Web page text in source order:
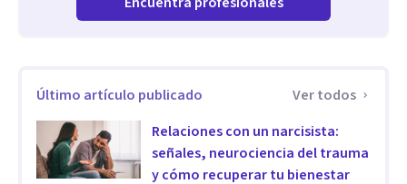
herramientas energéticas y simbólicas que permiten
Respiración BioFlow y liberación somática: para abrir
espacio en el cuerpo y permitir que la energía vuelva a fluir.
Hipnosis regresiva: para reprogramar memorias, creencias
Último artículo publicado
Ver todos
Relaciones con un narcisista:
señales, neurociencia del trauma
y cómo recuperar tu bienestar